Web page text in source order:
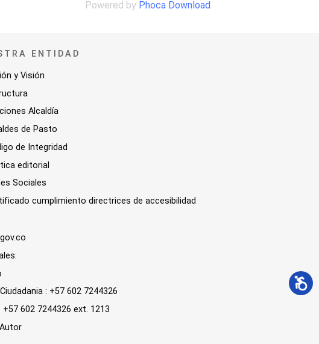
Powered by Phoca Download
ENTIDAD
y Visión
Alcaldía
de Pasto
de Integridad
editorial
Sociales
cumplimiento directrices de accesibilidad
: +57 602 7244326
602 7244326 ext. 1213